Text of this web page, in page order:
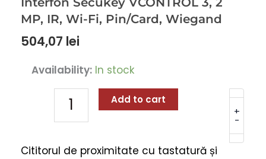
MP, IR, Wi-Fi, Pin/Card, Wiegand
504,07 lei
Availability: In stock
-
Proximitate
Tastatură
Secukey
+
Add to cart
Cititorul de proximitate cu tastatură și